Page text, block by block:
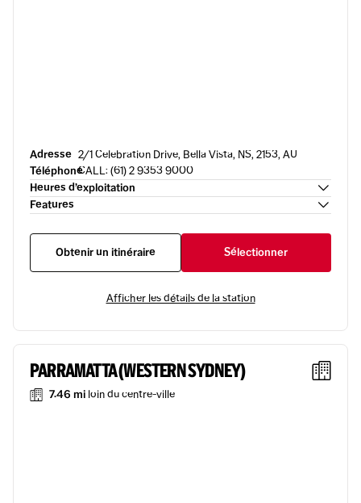
Adresse 2/1 Celebration Drive, Bella Vista, NS, 2153, AU
TéléphoneCALL: (61) 2 9353 9000
Heures d’exploitation
Features
Obtenir un itinéraire Sélectionner
Afficher les détails de la station
PARRAMATTA (WESTERN SYDNEY)
7.46 mi loin du centre-ville